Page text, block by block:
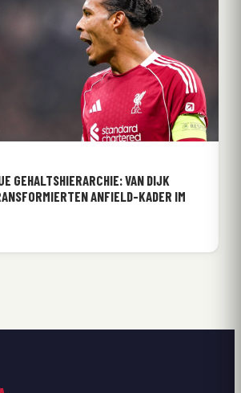
GEHALTSHIERARCHIE: VAN DIJK
ANFIELD-KADER IM